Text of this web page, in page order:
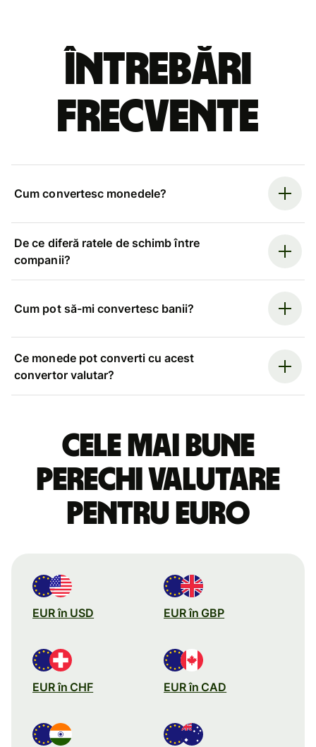
Întrebări
frecvente
Cum convertesc monedele?
De ce diferă ratele de schimb între
companii?
Cum pot să-mi convertesc banii?
Ce monede pot converti cu acest
convertor valutar?
Cele mai bune
perechi valutare
pentru euro
EUR în USD EUR în GBP
EUR în CHF EUR în CAD